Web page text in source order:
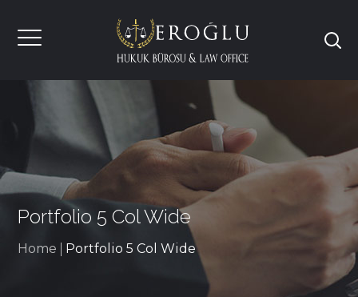
Portfolio 5 Col Wide
Home Portfolio 5 Col Wide